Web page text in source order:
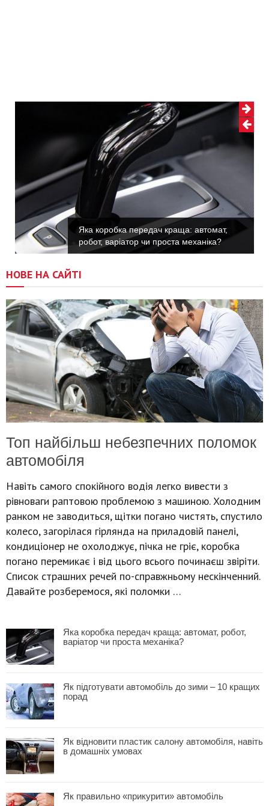
автомат,
механіка?
Як підготувати
кращих порад
НОВЕ НА САЙТІ
Топ найбільш небезпечних поломок
автомобіля
Навіть самого спокійного водія легко вивести з
рівноваги раптовою проблемою з машиною. Холодним
ранком не заводиться, щітки погано чистять, спустило
колесо, загорілася гірлянда на приладовій панелі,
кондиціонер не охолоджує, пічка не гріє, коробка
погано перемикає і від цього всього починаєш звіріти.
Список страшних речей по-справжньому нескінченний.
Давайте розберемося, які поломки …
Яка коробка передач краща: автомат, робот,
варіатор чи проста механіка?
Як підготувати автомобіль до зими – 10 кращих
порад
Як відновити пластик салону автомобіля, навіть
в домашніх умовах
Як правильно «прикурити» автомобіль